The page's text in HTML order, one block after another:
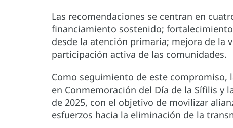
Las recomendaciones se centran en
financiamiento sostenido;
desde la atención primaria; mejora de la
participación activa de las comunidades.
Como seguimiento de este compromiso,
en Conmemoración del Día de la Sífilis y
de 2025, con el objetivo de movilizar
esfuerzos hacia la eliminación de la